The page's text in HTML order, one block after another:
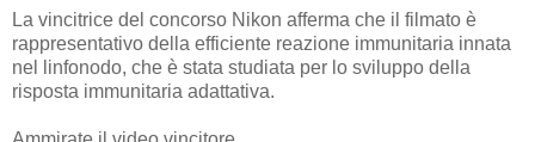
La vincitrice del concorso Nikon afferma che il filmato è
rappresentativo della efficiente reazione immunitaria innata
nel linfonodo, che è stata studiata per lo sviluppo della
risposta immunitaria adattativa.